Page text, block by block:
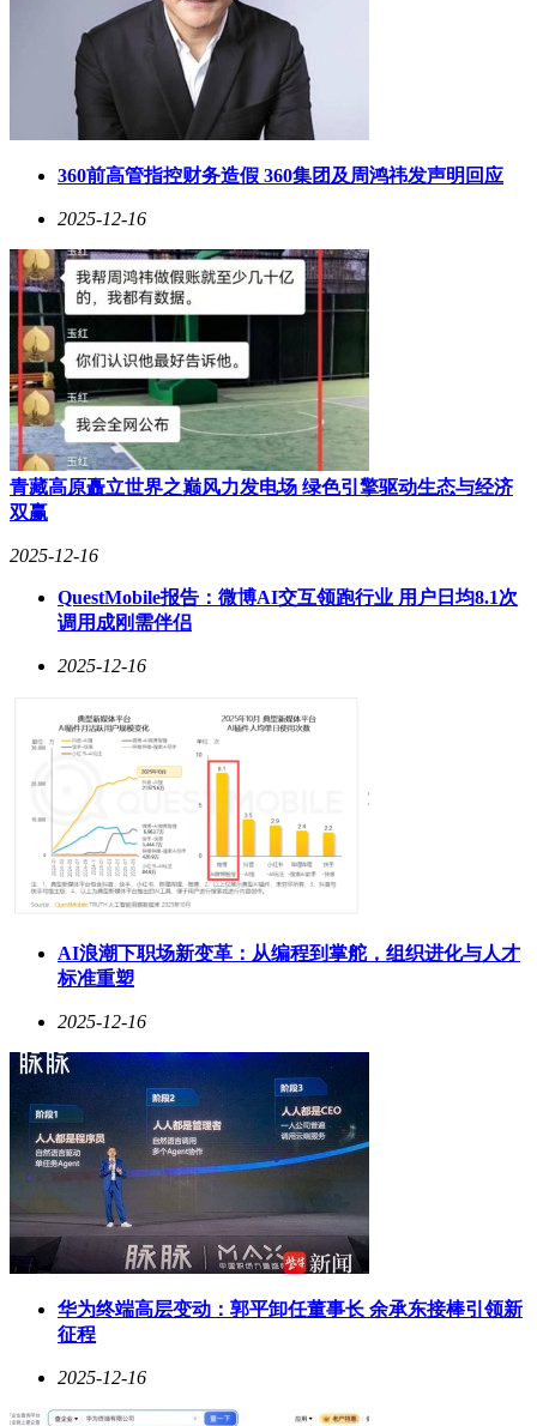
360前高管指控财务造假 360集团及周鸿祎发声明回应
2025-12-16
青藏高原矗立世界之巅风力发电场 绿色引擎驱动生态与经济
双赢
2025-12-16
QuestMobile报告：微博AI交互领跑行业 用户日均8.1次
调用成刚需伴侣
2025-12-16
AI浪潮下职场新变革：从编程到掌舵，组织进化与人才
标准重塑
2025-12-16
华为终端高层变动：郭平卸任董事长 余承东接棒引领新
征程
2025-12-16